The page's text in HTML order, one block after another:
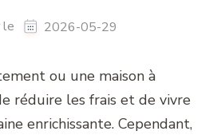
le 2026-05-29
ou une maison à
réduire les frais et de vivre
enrichissante. Cependant,